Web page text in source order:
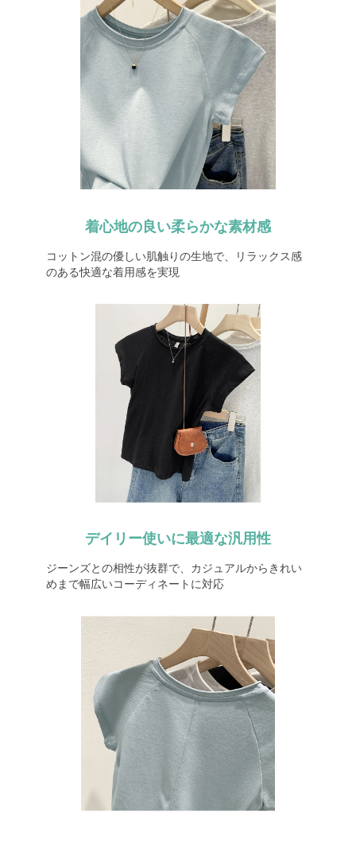
着心地の良い柔らかな素材感
コットン混の優しい肌触りの生地で、リラックス感
のある快適な着用感を実現
デイリー使いに最適な汎用性
ジーンズとの相性が抜群で、カジュアルからきれい
めまで幅広いコーディネートに対応